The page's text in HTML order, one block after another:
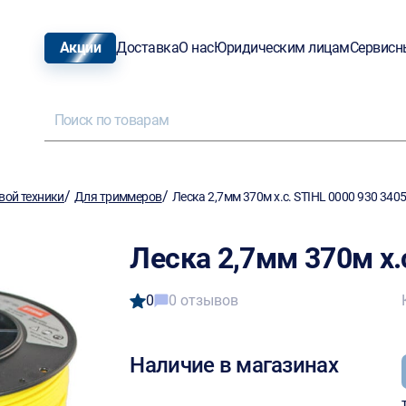
Акции ДоставкаО насЮридическим лицам
техники/ Для триммеров/ Леска 2,7мм 370м х.с. STIHL 0000 930 3405
Леска 2,7мм 370м
0 0 отзывов
Наличие в магазинах